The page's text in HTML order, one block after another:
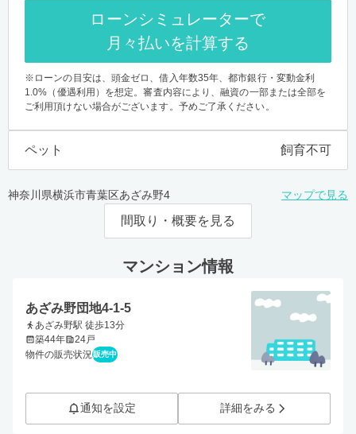
ローンシミュレーターで
月々払いを計算する
※ローンの目安は、頭金ゼロ、借入年数35年、都市銀行・変動金利
1.0%（優遇利用）を想定。審査内容により、融資の一部または全部を
ご利用頂けない場合がございます。予めご了承ください。
ペット 飼育不可
神奈川県横浜市青葉区あざみ野4 マップで見る
間取り・概要を見る
マンション情報
あざみ野団地4-1-5
あざみ野駅 徒歩13分
築44年
24戸
物件の販売状況 販売中
通知を設定 詳細をみる